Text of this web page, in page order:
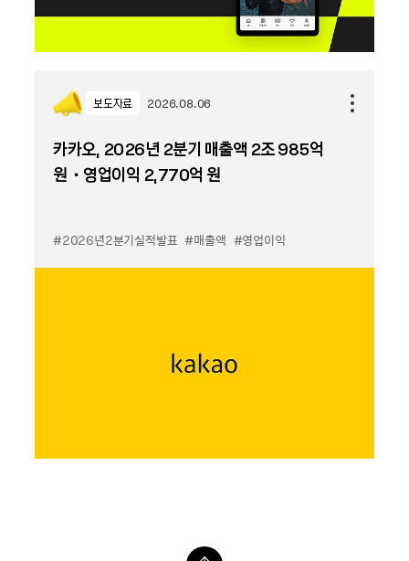
보도자료 2026.08.06
카카오, 2026년 2분기 매출액 2조 985억
원・영업이익 2,770억 원
#2026년2분기실적발표 #매출액 #영업이익